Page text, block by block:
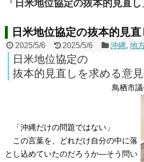
「 日米地位協定の抜本的見直し
日米地位協定の抜本的見直
2025/5/6 2025/5/6 沖縄,地
日米地位協定の
抜本的見直しを求める意
鳥栖市
「沖縄だけの問題ではない」
この言葉を、どれだけ自分の中に落
とし込めていたのだろうか―そう問い